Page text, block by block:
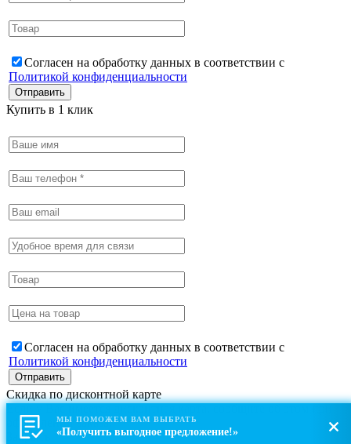
Согласен на обработку данных в соответствии с
Политикой конфиденциальности
Купить в 1 клик
Согласен на обработку данных в соответствии с
Политикой конфиденциальности
Скидка по дисконтной карте
оформлении заказа.
Закрыть
МЫ ПОМОЖЕМ ВАМ ВЫБРАТЬ
«Получить выгодное предложение!»